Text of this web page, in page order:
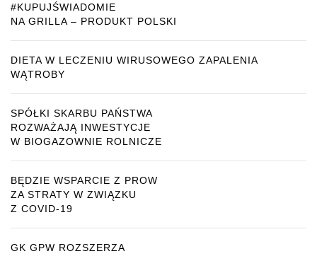
#KUPUJŚWIADOMIE
NA GRILLA – PRODUKT POLSKI
DIETA W LECZENIU WIRUSOWEGO ZAPALENIA
WĄTROBY
SPÓŁKI SKARBU PAŃSTWA
ROZWAŻAJĄ INWESTYCJE
W BIOGAZOWNIE ROLNICZE
BĘDZIE WSPARCIE Z PROW
ZA STRATY W ZWIĄZKU
Z COVID-19
GK GPW ROZSZERZA